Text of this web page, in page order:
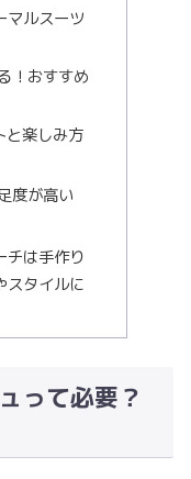
マルスーツ
！おすすめ
と楽しみ方
度が高い
チは手作り
スタイルに
って必要？